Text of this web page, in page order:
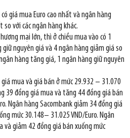
giá mua Euro cao nhất và ngân hàng
so với các ngân hàng khác.
mại lớn, thì ở chiều mua vào có 1
nguyên giá và 4 ngân hàng giảm giá so
hàng tăng giá, 1 ngân hàng giữ nguyên
giá mua và giá bán ở mức 29.932 – 31.070
39 đồng giá mua và tăng 44 đồng giá bán
Ngân hàng Sacombank giảm 34 đồng giá
mức 30.148– 31.025 VND/Euro. Ngân
và giảm 42 đồng giá bán xuống mức